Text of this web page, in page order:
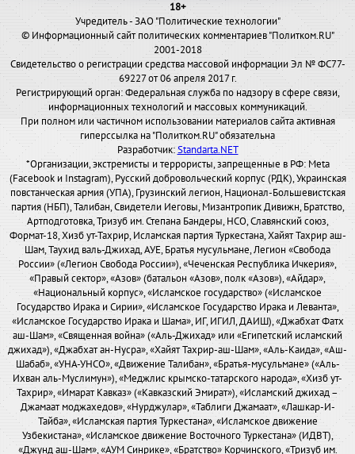
18+
Учредитель - ЗАО "Политические технологии"
© Информационный сайт политических комментариев "Политком.RU"
2001-2018
Свидетельство о регистрации средства массовой информации Эл № ФС77-
69227 от 06 апреля 2017 г.
Регистрирующий орган: Федеральная служба по надзору в сфере связи,
информационных технологий и массовых коммуникаций.
При полном или частичном использовании материалов сайта активная
гиперссылка на "Политком.RU" обязательна
Разработчик:Standarta.NET
*Организации, экстремисты и террористы, запрещенные в РФ: Meta
(Facebook и Instagram), Русский добровольческий корпус (РДК), Украинская
повстанческая армия (УПА), Грузинский легион, Национал-Большевистская
партия (НБП), Талибан, Свидетели Иеговы, Мизантропик Дивижн, Братство,
Артподготовка, Тризуб им. Степана Бандеры, НСО, Славянский союз,
Формат-18, Хизб ут-Тахрир, Исламская партия Туркестана, Хайят Тахрир аш-
Шам, Таухид валь-Джихад, АУЕ, Братья мусульмане, Легион «Свобода
России» («Легион Свобода России»), «Чеченская Республика Ичкерия»,
«Правый сектор», «Азов» (батальон «Азов», полк «Азов»), «Айдар»,
«Национальный корпус», «Исламское государство» («Исламское
Государство Ирака и Сирии», «Исламское Государство Ирака и Леванта»,
«Исламское Государство Ирака и Шама», ИГ, ИГИЛ, ДАИШ), «Джабхат Фатх
аш-Шам», «Священная война» («Аль-Джихад» или «Египетский исламский
джихад»), «Джабхат ан-Нусра», «Хайят Тахрир-аш-Шам», «Аль-Каида», «Аш-
Шабаб», «УНА-УНСО», «Движение Талибан», «Братья-мусульмане» («Аль-
Ихван аль-Муслимун»), «Меджлис крымско-татарского народа», «Хизб ут-
Тахрир», «Имарат Кавказ» («Кавказский Эмират»), «Исламский джихад –
Джамаат моджахедов», «Нурджулар», «Таблиги Джамаат», «Лашкар-И-
Тайба», «Исламская партия Туркестана», «Исламское движение
Узбекистана», «Исламское движение Восточного Туркестана» (ИДВТ),
«Джунд аш-Шам», «АУМ Синрике», «Братство» Корчинского, «Тризуб им.